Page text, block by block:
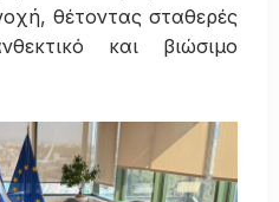
θέτοντας σταθερές
και βιώσιμο